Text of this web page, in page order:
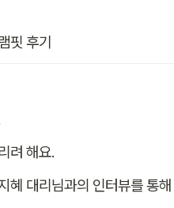
핏 후기
려 해요.
혜 대리님과의 인터뷰를 통해